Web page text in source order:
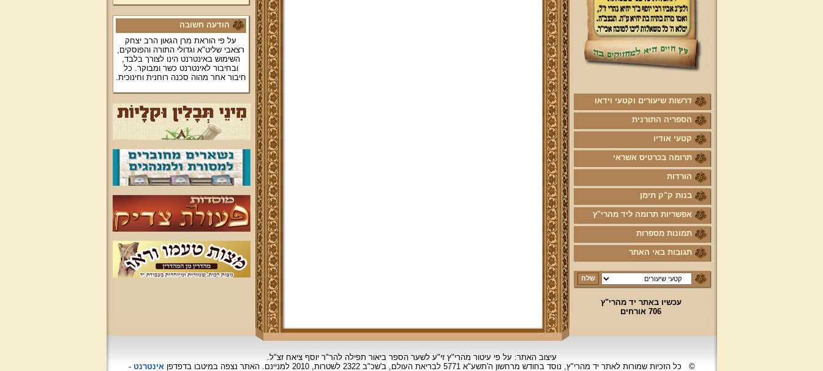
דרשות שיעורים וקטעי וידאו
הספריה התורנית
קטעי אודיו
תרומה בכרטיס אשראי
הורדות
בנות ק"ק תימן
אפשריות תרומה ליד מהרי"ץ
תמונות מספרות
תגובות באי האתר
עכשיו באתר יד מהרי"ץ
706 אורחים
הודעה חשובה
על פי הוראת מרן הגאון הרב יצחק
רצאבי שליט"א וגדולי התורה והפוסקים,
השימוש באינטרנט הינו לצורך בלבד,
ובחיבור לאינטרנט כשר ומבוקר. כל
חיבור אחר מהוה סכנה רוחנית וחינוכית.
עיצוב האתר: על פי עיטור מהרי"ץ זי"ע לשער הספר ביאור תפילה להר"ר יוסף ציאח זצ"ל.
©
כל הזכיות שמורות לאתר יד מהרי"ץ, נוסד בחודש מרחשוןה'תשע"א 5771 לבריאת העולם, ב'שכ"ב 2322 לשטרות, 2010 למניינם. האתר נצפהבמיטבו בדפדפןאינטרנט -